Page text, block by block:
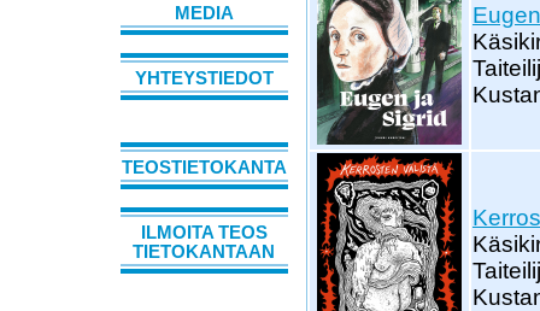
MEDIA
YHTEYSTIEDOT
TEOSTIETOKANTA
ILMOITA TEOS
TIETOKANTAAN